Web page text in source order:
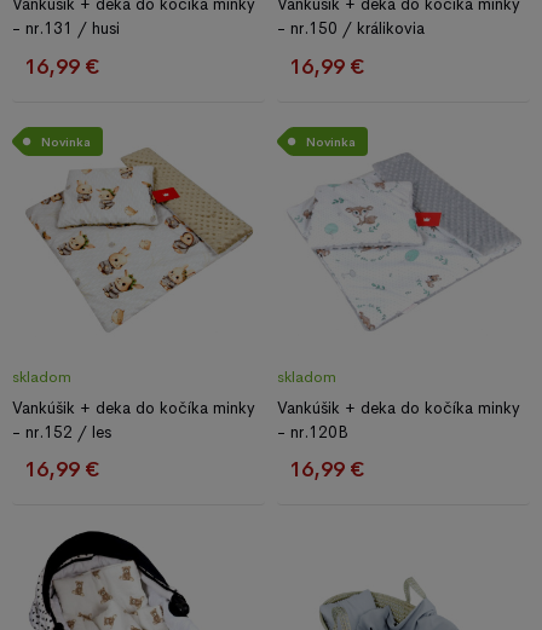
Vankúšik + deka do kočíka minky
- nr.131 / husi
16,99 €
Vankúšik + deka do kočíka minky
- nr.150 / králikovia
16,99 €
Novinka
skladom
Vankúšik + deka do kočíka minky
- nr.152 / les
16,99 €
Novinka
skladom
Vankúšik + deka do kočíka minky
- nr.120B
16,99 €